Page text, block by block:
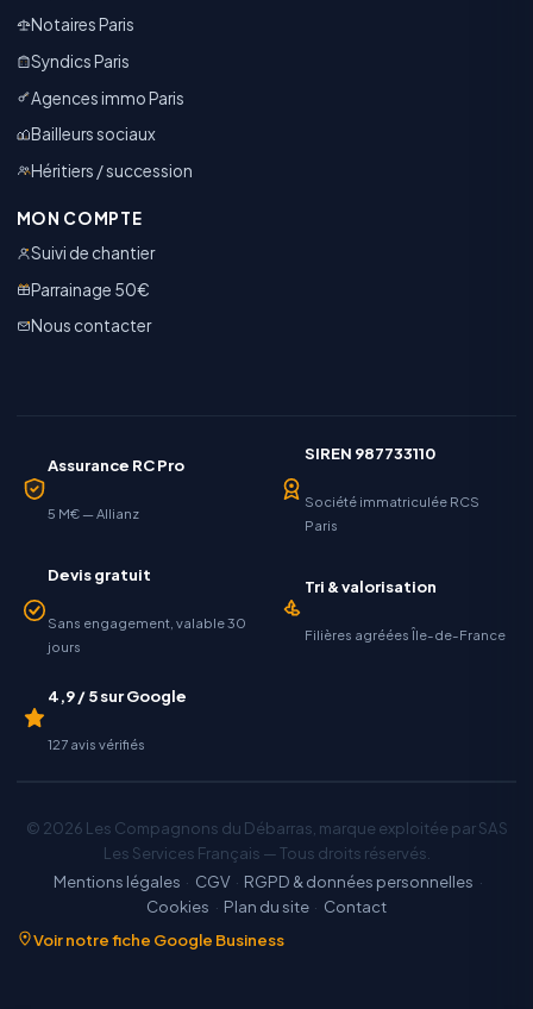
Notaires Paris
Syndics Paris
Agences immo Paris
Bailleurs sociaux
Héritiers / succession
MON COMPTE
Suivi de chantier
Parrainage 50€
Nous contacter
Assurance RC Pro
5 M€ — Allianz
SIREN 987733110
Société immatriculée RCS
Paris
Devis gratuit
Sans engagement, valable 30
jours
Tri & valorisation
Filières agréées Île-de-France
4,9 / 5 sur Google
127 avis vérifiés
© 2026 Les Compagnons du Débarras, marque exploitée par SAS
Les Services Français — Tous droits réservés.
Mentions légales · CGV · RGPD & données personnelles ·
Cookies · Plan du site · Contact
Voir notre fiche Google Business